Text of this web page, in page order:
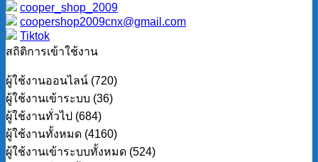
cooper_shop_2009
coopershop2009cnx@gmail.com
Tiktok
สถิติการเข้าใช้งาน
ผู้ใช้งานออนไลน์ (720)
ผู้ใช้งานเข้าระบบ (36)
ผู้ใช้งานทั่วไป (684)
ผู้ใช้งานทั้งหมด (4160)
ผู้ใช้งานเข้าระบบทั้งหมด (524)